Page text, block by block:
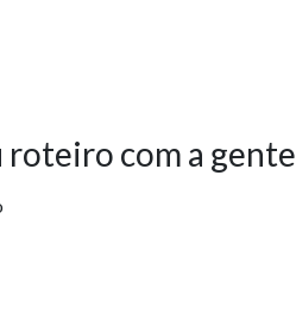
roteiro com a gente